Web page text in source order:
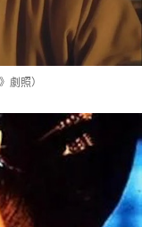
劇照）